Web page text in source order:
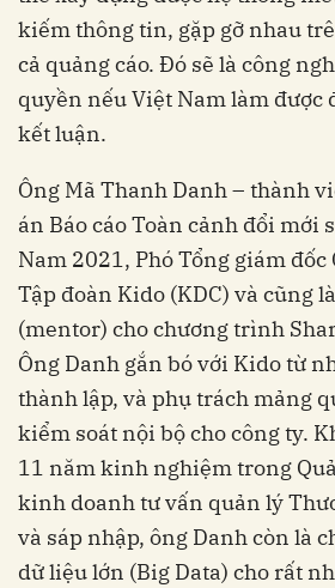
kiếm thông tin, gặp gỡ nhau
cả quảng cáo. Đó sẽ là công
quyền nếu Việt Nam làm được
kết luận.
Ông Mã Thanh Danh – thành
án Báo cáo Toàn cảnh đổi mới
Nam 2021, Phó Tổng giám đốc
Tập đoàn Kido (KDC) và cũng
(mentor) cho chương trình
Ông Danh gắn bó với Kido từ
thành lập, và phụ trách mảng
kiểm soát nội bộ cho công ty.
11 năm kinh nghiệm trong
kinh doanh tư vấn quản lý
và sáp nhập, ông Danh còn là
dữ liệu lớn (Big Data) cho rất